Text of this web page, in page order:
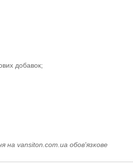
добавок;
на vansiton.com.ua обов'язкове